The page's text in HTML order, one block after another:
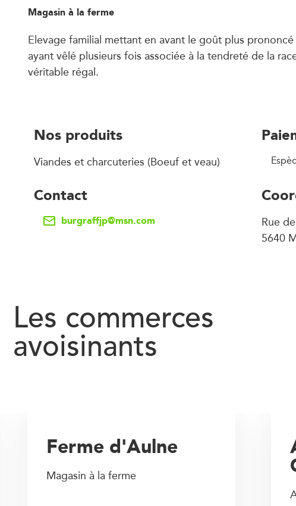
Magasin à la ferme
Elevage familial mettant en avant le goût plus
ayant vêlé plusieurs fois associée à la tendreté de la
véritable régal.
Nos produits
Viandes et charcuteries (Boeuf et veau)
Contact
burgraffjp@msn.com
Rue
5640
Les commerces
avoisinants
Ferme d'Aulne
Magasin à la ferme